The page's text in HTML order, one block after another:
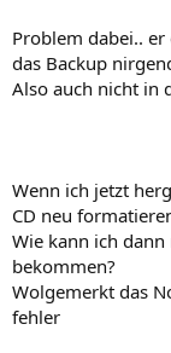
Problem dabei..
das Backup
Also auch nicht in
Wenn ich jetzt
CD neu
Wie kann ich
bekommen?
Wolgemerkt das
fehler